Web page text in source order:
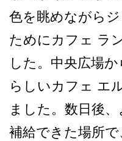
色を眺めながら
ためにカフェ ラ
した­。中央広場
らしいカフェ エ
ました。数日­後
補給できた場所